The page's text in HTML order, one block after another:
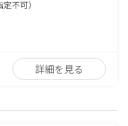
不可）
詳細を見る